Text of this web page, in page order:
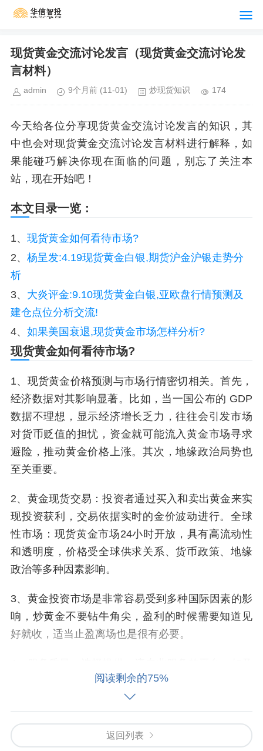
现货黄金交流讨论发言（现货黄金交流讨论发
言材料）
admin 9个月前 (11-01) 炒现货知识 174
今天给各位分享现货黄金交流讨论发言的知识，其
中也会对现货黄金交流讨论发言材料进行解释，如
果能碰巧解决你现在面临的问题，别忘了关注本
站，现在开始吧！
本文目录一览：
1、 现货黄金如何看待市场?
2、 杨呈发:4.19现货黄金白银,期货沪金沪银走势分
析
3、 大炎评金:9.10现货黄金白银,亚欧盘行情预测及
建仓点位分析交流!
4、 如果美国衰退,现货黄金市场怎样分析?
现货黄金如何看待市场?
1、现货黄金价格预测与市场行情密切相关。首先，
经济数据对其影响显著。比如，当一国公布的 GDP
数据不理想，显示经济增长乏力，往往会引发市场
对货币贬值的担忧，资金就可能流入黄金市场寻求
避险，推动黄金价格上涨。其次，地缘政治局势也
至关重要。
2、黄金现货交易：投资者通过买入和卖出黄金来实
现投资获利，交易依据实时的金价波动进行。全球
性市场：现货黄金市场24小时开放，具有高流动性
和透明度，价格受全球供求关系、货币政策、地缘
政治等多种因素影响。
3、黄金投资市场是非常容易受到多种国际因素的影
响，炒黄金不要钻牛角尖，盈利的时候需要知道见
好就收，适当止盈离场也是很有必要。
时的市场资讯、专业的客服支持等，这些都将有助
于投资者更好地进行现货黄金交易。了解更多关于
需要不断学习新的投资知识和技巧，以适应市场的
阅读剩余的75%
返回列表